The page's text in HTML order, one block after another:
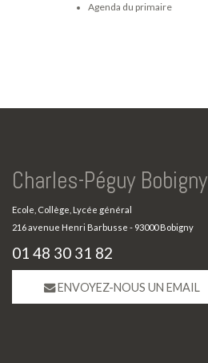
Agenda du primaire
Charles-Péguy Bobigny
Ecole, Collège, Lycée général
216 avenue Henri Barbusse - 93000 Bobigny
01 48 30 31 82
ENVOYEZ-NOUS UN EMAIL